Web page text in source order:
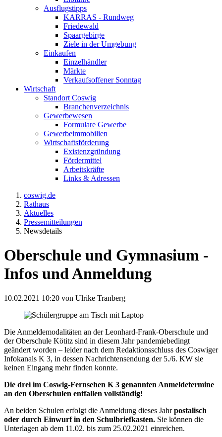
Ausflugstipps
KARRAS - Rundweg
Friedewald
Spaargebirge
Ziele in der Umgebung
Einkaufen
Einzelhändler
Märkte
Verkaufsoffener Sonntag
Wirtschaft
Standort Coswig
Branchenverzeichnis
Gewerbewesen
Formulare Gewerbe
Gewerbeimmobilien
Wirtschaftsförderung
Existenzgründung
Fördermittel
Arbeitskräfte
Links & Adressen
coswig.de
Rathaus
Aktuelles
Pressemitteilungen
Newsdetails
Oberschule und Gymnasium -
Infos und Anmeldung
10.02.2021 10:20 von Ulrike Tranberg
Die Anmeldemodalitäten an der Leonhard-Frank-Oberschule und
der Oberschule Kötitz sind in diesem Jahr pandemiebedingt
geändert worden – leider nach dem Redaktionsschluss des Coswiger
Infokanals K 3, in dessen Nachrichtensendung der 5./6. KW sie
keinen Eingang mehr finden konnte.
Die drei im Coswig-Fernsehen K 3 genannten Anmeldetermine
an den Oberschulen entfallen vollständig!
An beiden Schulen erfolgt die Anmeldung dieses Jahrpostalisch
oder durch Einwurf in den Schulbriefkasten. Sie können die
Unterlagen ab dem 11.02. bis zum 25.02.2021 einreichen.